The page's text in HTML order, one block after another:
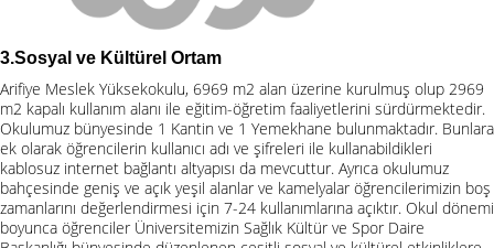
3.Sosyal ve Kültürel Ortam
Arifiye Meslek Yüksekokulu, 6969 m2 alan üzerine kurulmuş olup 2969
m2 kapalı kullanım alanı ile eğitim-öğretim faaliyetlerini sürdürmektedir.
Okulumuz bünyesinde 1 Kantin ve 1 Yemekhane bulunmaktadır. Bunlara
ek olarak öğrencilerin kullanıcı adı ve şifreleri ile kullanabildikleri
kablosuz internet bağlantı altyapısı da mevcuttur. Ayrıca okulumuz
bahçesinde geniş ve açık yeşil alanlar ve kamelyalar öğrencilerimizin boş
zamanlarını değerlendirmesi için 7-24 kullanımlarına açıktır. Okul dönemi
boyunca öğrenciler Üniversitemizin Sağlık Kültür ve Spor Daire